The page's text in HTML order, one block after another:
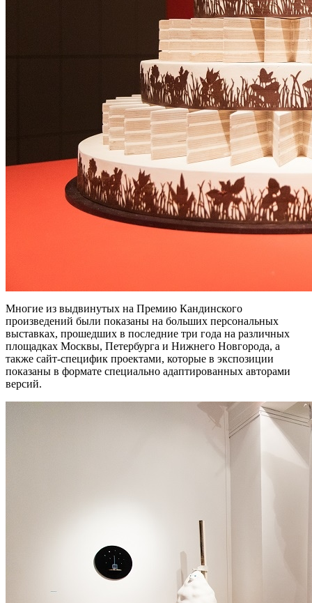
Многие из выдвинутых на Премию Кандинского
произведений были показаны на больших персональных
выставках, прошедших в последние три года на различных
площадках Москвы, Петербурга и Нижнего Новгорода, а
также сайт-специфик проектами, которые в экспозиции
показаны в формате специально адаптированных авторами
версий.